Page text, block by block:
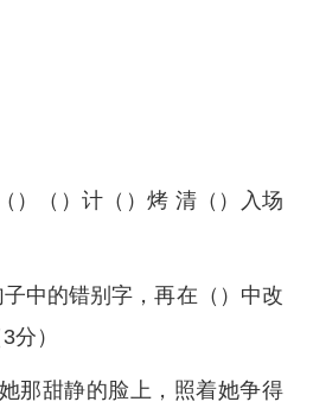
）（）计（）烤 清（）入场
中的错别字，再在（）中改
分）
那甜静的脸上，照着她争得